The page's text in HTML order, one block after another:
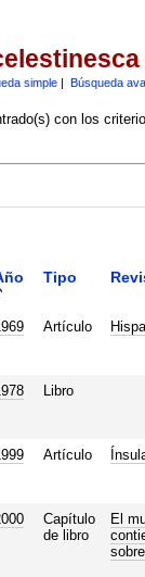
simple| Búsqueda
con los
Tipo
Artículo
Libro
Artículo
Capítulo
de libro
El